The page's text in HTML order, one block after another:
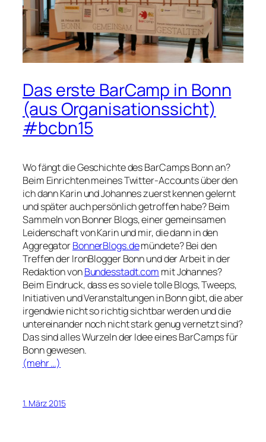
Das erste BarCamp in Bonn
(aus Organisationssicht)
#bcbn15
Wo fängt die Geschichte des BarCamps Bonn an?
Beim Einrichten meines Twitter-Accounts über den
ich dann Karin und Johannes zuerst kennen gelernt
und später auch persönlich getroffen habe? Beim
Sammeln von Bonner Blogs, einer gemeinsamen
Leidenschaft von Karin und mir, die dann in den
AggregatorBonnerBlogs.demündete? Bei den
Treffen der IronBlogger Bonn und der Arbeit in der
Redaktion vonBundesstadt.com mit Johannes?
Beim Eindruck, dass es so viele tolle Blogs, Tweeps,
Initiativen und Veranstaltungen in Bonn gibt, die aber
irgendwie nicht so richtig sichtbar werden und die
untereinander noch nicht stark genug vernetzt sind?
Das sind alles Wurzeln der Idee eines BarCamps für
Bonn gewesen.
(mehr …)
1. März 2015